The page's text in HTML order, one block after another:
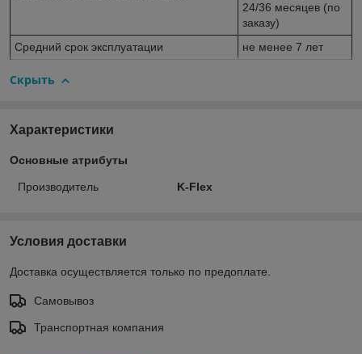
24/36 месяцев (по
заказу)
Средний срок эксплуатации
не менее 7 лет
Скрыть
Характеристики
Основные атрибуты
Производитель K-Flex
Условия доставки
Доставка осуществляется только по предоплате.
Самовывоз
Транспортная компания